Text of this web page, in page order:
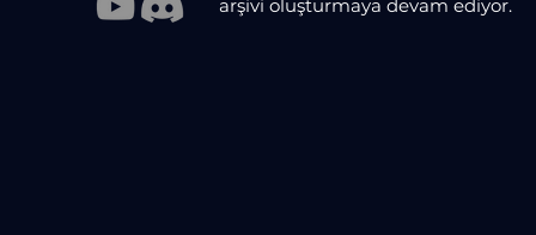
arşivi oluşturmaya devam ediyor.​